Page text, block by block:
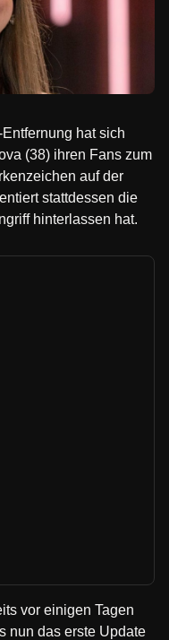
hat sich
(38) ihren Fans zum
auf der
stattdessen die
hinterlassen hat.
vor einigen Tagen
nun das erste Update